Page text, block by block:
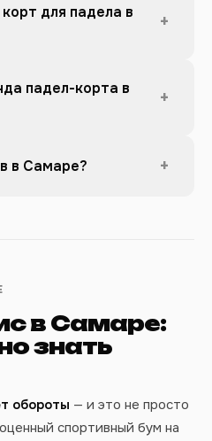
для падела в
+
падел-корта в
+
в Самаре? +
в Самаре:
знать
обороты — и это не просто
спортивный бум на